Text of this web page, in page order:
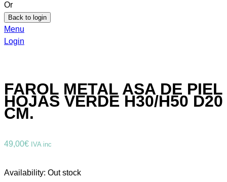
Or
Back to login
Menu
Login
FAROL METAL ASA DE PIEL
HOJAS VERDE H30/H50 D20
CM.
49,00€ IVA inc
Availability: Out stock